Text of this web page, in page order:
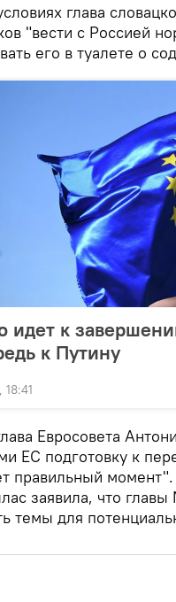
глава
"вести с Россией
его в туалете о
идет к
к Путину
18:41
Евросовета
ЕС подготовку к
правильный
заявила, что
темы для